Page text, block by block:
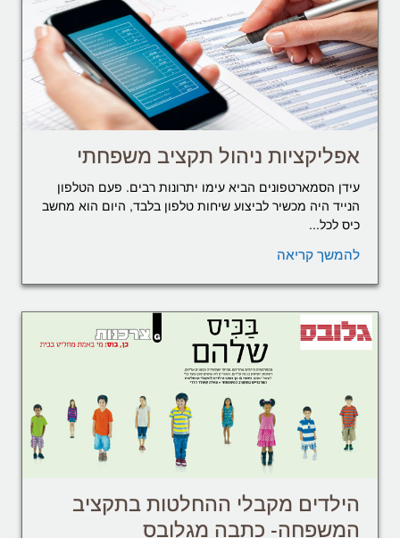
אפליקציות ניהול תקציב משפחתי
עידן הסמארטפונים הביא עימו יתרונות רבים. פעם הטלפון
הנייד היה מכשיר לביצוע שיחות טלפון בלבד, היום הוא מחשב
כיס לכל...
להמשך קריאה
הילדים מקבלי ההחלטות בתקציב
המשפחה- כתבה מגלובס